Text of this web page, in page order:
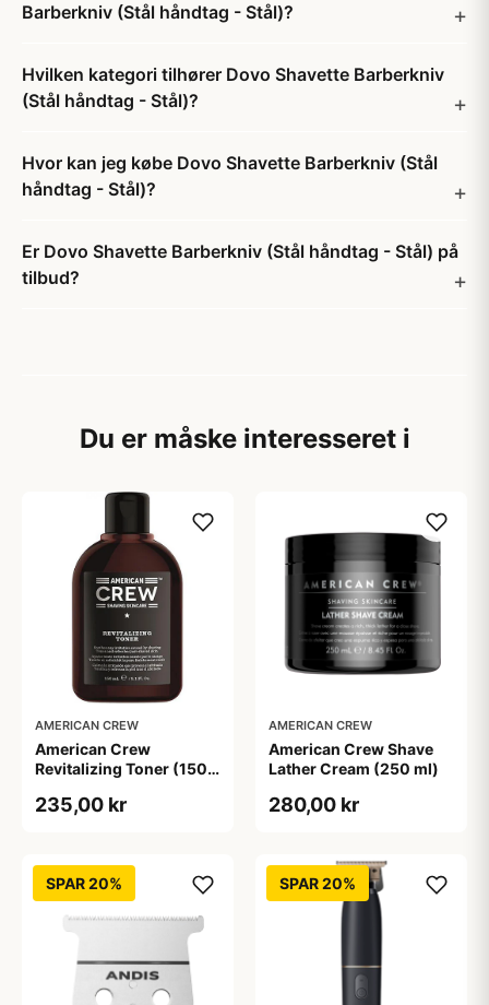
Barberkniv (Stål håndtag - Stål)?
Hvilken kategori tilhører Dovo Shavette Barberkniv
(Stål håndtag - Stål)?
Hvor kan jeg købe Dovo Shavette Barberkniv (Stål
håndtag - Stål)?
Er Dovo Shavette Barberkniv (Stål håndtag - Stål) på
tilbud?
Du er måske interesseret i
AMERICAN CREW
American Crew
Revitalizing Toner (150
235,00 kr
AMERICAN CREW
American Crew Shave
Lather Cream (250 ml)
280,00 kr
SPAR 20% SPAR 20%